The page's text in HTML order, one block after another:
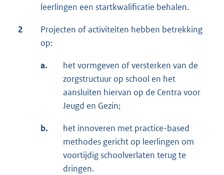
leerlingen een startkwalificatie behalen.
2
Projecten of activiteiten hebben betrekking
op:
a.
het vormgeven of versterken van de
zorgstructuur op school en het
aansluiten hiervan op de Centra voor
Jeugd en Gezin;
b.
het innoveren met practice-based
methodes gericht op leerlingen om
voortijdig schoolverlaten terug te
dringen.